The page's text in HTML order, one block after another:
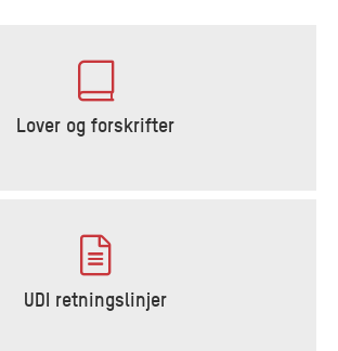
Lover og forskrifter
UDI retningslinjer